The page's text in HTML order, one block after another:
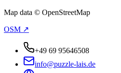
Map data © OpenStreetMap
OSM ↗
+49 69 95646508
info@puzzle-lais.de